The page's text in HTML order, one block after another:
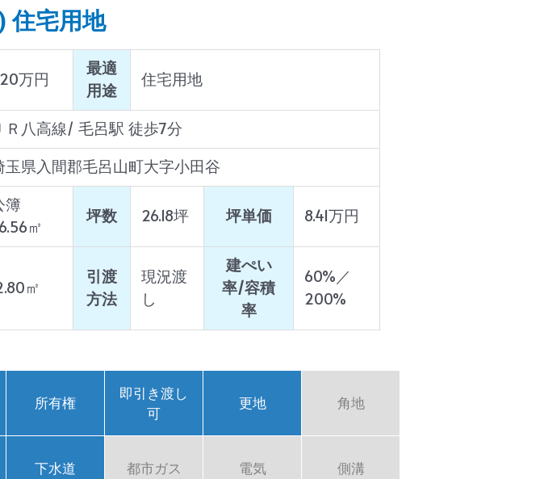
住宅用地
万円
最適
用途
住宅用地
Ｒ八高線/ 毛呂駅 徒歩7分
玉県入間郡毛呂山町大字小田谷
簿
㎡
坪数 26.18坪 坪単価 8.41万円
㎡
引渡
方法
現況渡
し
建ぺい
率/容積
率
60%／
200%
所有権
即引き渡し
可
更地 角地
下水道 都市ガス 電気 側溝